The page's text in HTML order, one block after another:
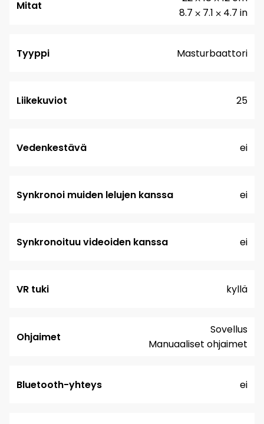
Mitat
8.7 ⨉ 7.1 ⨉ 4.7 in
Tyyppi Masturbaattori
Liikekuviot 25
Vedenkestävä ei
Synkronoi muiden lelujen kanssa ei
Synkronoituu videoiden kanssa ei
VR tuki kyllä
Ohjaimet
Sovellus
Manuaaliset ohjaimet
Bluetooth-yhteys ei